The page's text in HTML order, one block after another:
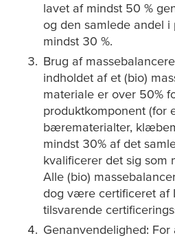
lavet af mindst 50 %
og den samlede andel
mindst 30 %.
Brug af
indholdet af et (bio)
materiale er over 50%
produktkomponent (for
bærematerialter,
mindst 30% af det
kvalificerer det sig som
Alle (bio)
dog være certificeret af
tilsvarende
Genanvendelighed: